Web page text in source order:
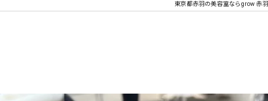
東京都赤羽の美容室ならgrow 赤羽